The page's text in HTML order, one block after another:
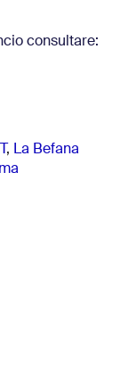
consultare:
, La Befana